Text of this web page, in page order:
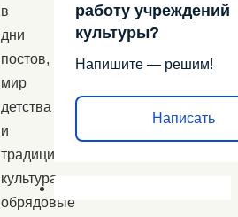
в
дни
постов,
мир
детства
и
традиционная
культура,
обрядовые
работу учреждений
культуры?
Напишите — решим!
Написать